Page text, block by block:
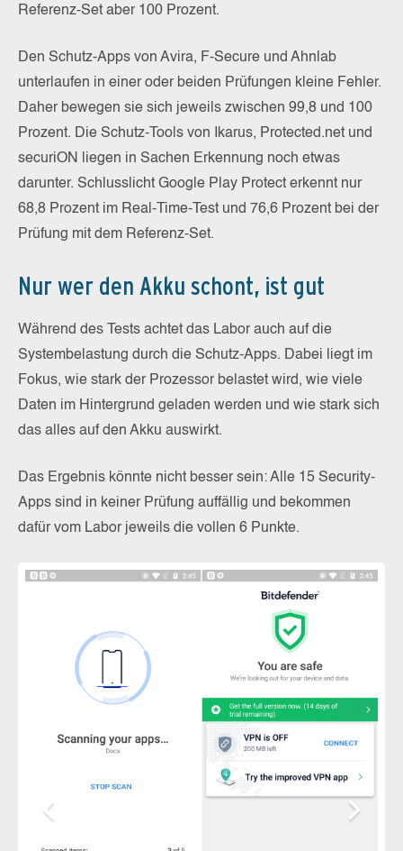
Referenz-Set aber 100 Prozent.
Den Schutz-Apps von Avira, F-Secure und Ahnlab
unterlaufen in einer oder beiden Prüfungen kleine Fehler.
Daher bewegen sie sich jeweils zwischen 99,8 und 100
Prozent. Die Schutz-Tools von Ikarus, Protected.net und
securiON liegen in Sachen Erkennung noch etwas
darunter. Schlusslicht Google Play Protect erkennt nur
68,8 Prozent im Real-Time-Test und 76,6 Prozent bei der
Prüfung mit dem Referenz-Set.
Nur wer den Akku schont, ist gut
Während des Tests achtet das Labor auch auf die
Systembelastung durch die Schutz-Apps. Dabei liegt im
Fokus, wie stark der Prozessor belastet wird, wie viele
Daten im Hintergrund geladen werden und wie stark sich
das alles auf den Akku auswirkt.
Das Ergebnis könnte nicht besser sein: Alle 15 Security-
Apps sind in keiner Prüfung auffällig und bekommen
dafür vom Labor jeweils die vollen 6 Punkte.